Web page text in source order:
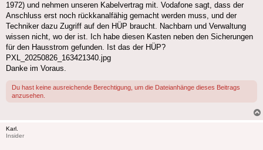
1972) und nehmen unseren Kabelvertrag mit. Vodafone sagt, dass der
Anschluss erst noch rückkanalfähig gemacht werden muss, und der
Techniker dazu Zugriff auf den HÜP braucht. Nachbarn und Verwaltung
wissen nicht, wo der ist. Ich habe diesen Kasten neben den Sicherungen
für den Hausstrom gefunden. Ist das der HÜP?
PXL_20250826_163421340.jpg
Danke im Voraus.
Du hast keine ausreichende Berechtigung, um die Dateianhänge dieses Beitrags
anzusehen.
Karl.
Insider